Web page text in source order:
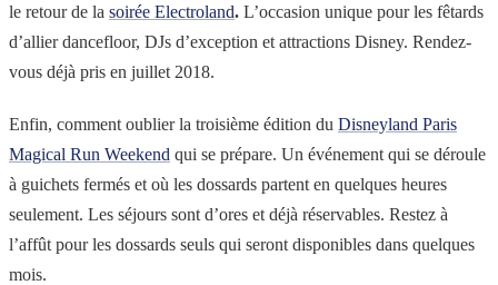
le retour de la soirée Electroland. L’occasion unique pour les fêtards
d’allier dancefloor, DJs d’exception et attractions Disney. Rendez-
vous déjà pris en juillet 2018.
Enfin, comment oublier la troisième édition du Disneyland Paris
Magical Run Weekend qui se prépare. Un événement qui se déroule
à guichets fermés et où les dossards partent en quelques heures
seulement. Les séjours sont d’ores et déjà réservables. Restez à
l’affût pour les dossards seuls qui seront disponibles dans quelques
mois.